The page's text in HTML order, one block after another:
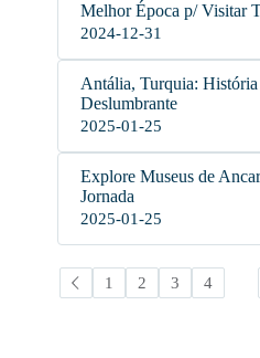
Melhor Época p/ Visitar
2024-12-31
Antália, Turquia:
Deslumbrante
2025-01-25
Explore Museus de
Jornada
2025-01-25
1 2 3 4